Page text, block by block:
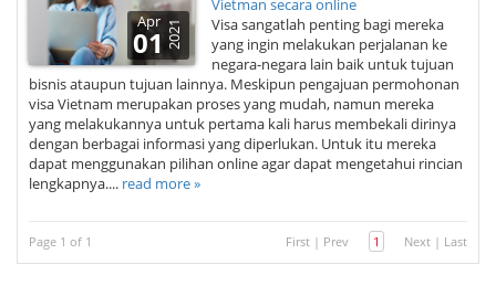
Apr
01 2021
Vietman secara online
Visa sangatlah penting bagi mereka
yang ingin melakukan perjalanan ke
negara-negara lain baik untuk tujuan
bisnis ataupun tujuan lainnya. Meskipun pengajuan permohonan
visa Vietnam merupakan proses yang mudah, namun mereka
yang melakukannya untuk pertama kali harus membekali dirinya
dengan berbagai informasi yang diperlukan. Untuk itu mereka
dapat menggunakan pilihan online agar dapat mengetahui rincian
lengkapnya.... read more »
Page 1 of 1 First | Prev 1 Next | Last